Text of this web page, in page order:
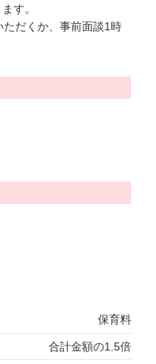
す。
だくか、事前面談1時
保育料
合計金額の1.5倍